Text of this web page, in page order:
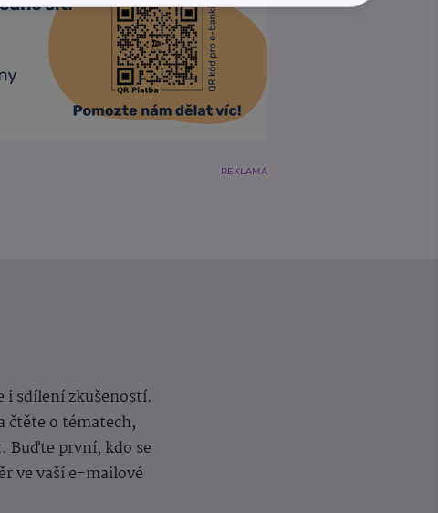
REKLAMA
i sdílení zkušeností.
čtěte o tématech,
Buďte první, kdo se
ve vaší e-mailové